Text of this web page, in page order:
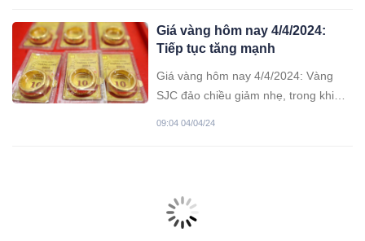
Giá vàng hôm nay 4/4/2024:
Tiếp tục tăng mạnh
Giá vàng hôm nay 4/4/2024: Vàng
SJC đảo chiều giảm nhẹ, trong khi
09:04 04/04/24